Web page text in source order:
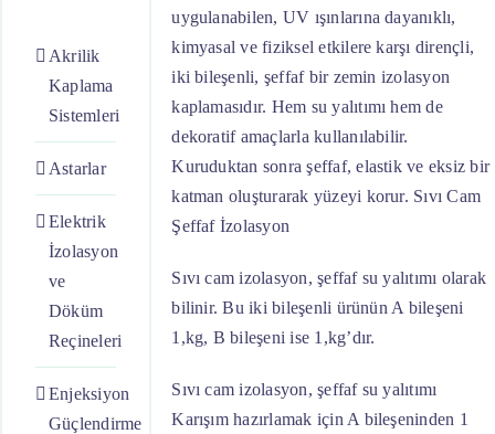
Akrilik
Kaplama
Sistemleri
Astarlar
Elektrik
İzolasyon
ve
Döküm
Reçineleri
Enjeksiyon
Güçlendirme
uygulanabilen, UV ışınlarına dayanıklı,
kimyasal ve fiziksel etkilere karşı dirençli,
iki bileşenli, şeffaf bir zemin izolasyon
kaplamasıdır. Hem su yalıtımı hem de
dekoratif amaçlarla kullanılabilir.
Kuruduktan sonra şeffaf, elastik ve eksiz bir
katman oluşturarak yüzeyi korur. Sıvı Cam
Şeffaf İzolasyon
Sıvı cam izolasyon, şeffaf su yalıtımı olarak
bilinir. Bu iki bileşenli ürünün A bileşeni
1,kg, B bileşeni ise 1,kg’dır.
Sıvı cam izolasyon, şeffaf su yalıtımı
Karışım hazırlamak için A bileşeninden 1